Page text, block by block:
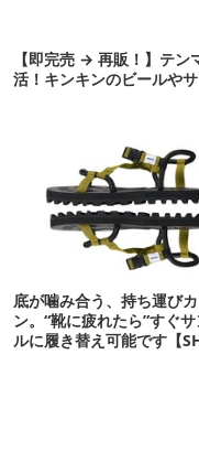
【即完売 → 再販！】テ
活！キンキンのビールや
底が噛み合う、持ち運び
ン。“靴に疲れたら”すぐ
ルに履き替え可能です【